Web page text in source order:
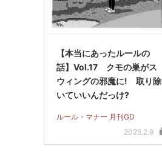
【本当にあったルールの
話】Vol.17 クモの巣がス
ウィングの邪魔に! 取り除
いていいんだっけ?
ルール・マナー 月刊GD
2025.2.9